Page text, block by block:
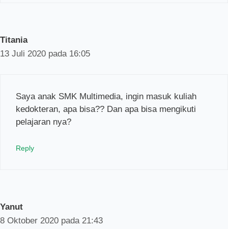
Titania
13 Juli 2020 pada 16:05
Saya anak SMK Multimedia, ingin masuk kuliah
kedokteran, apa bisa?? Dan apa bisa mengikuti
pelajaran nya?
Reply
Yanut
8 Oktober 2020 pada 21:43